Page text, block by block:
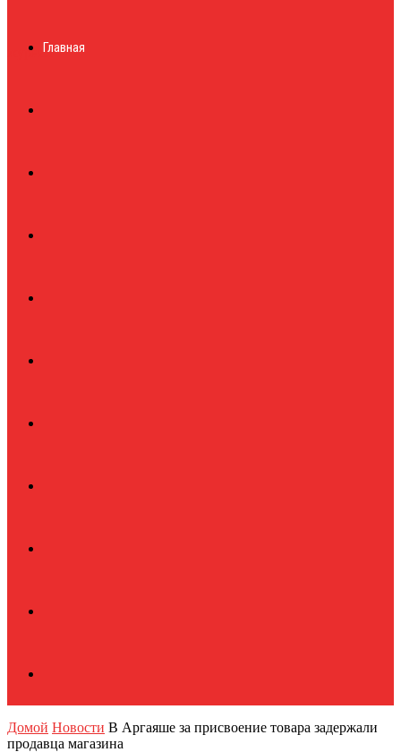
журналГлавная
Домой Новости В Аргаяше за присвоение товара задержали
продавца магазина